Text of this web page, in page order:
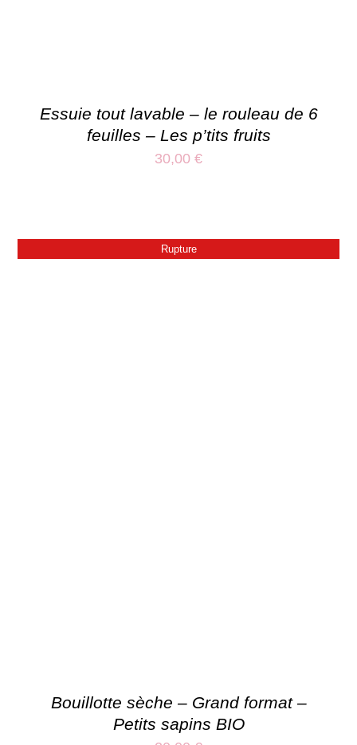
Essuie tout lavable – le rouleau de 6
feuilles – Les p’tits fruits
30,00 €
Rupture
Bouillotte sèche – Grand format –
Petits sapins BIO